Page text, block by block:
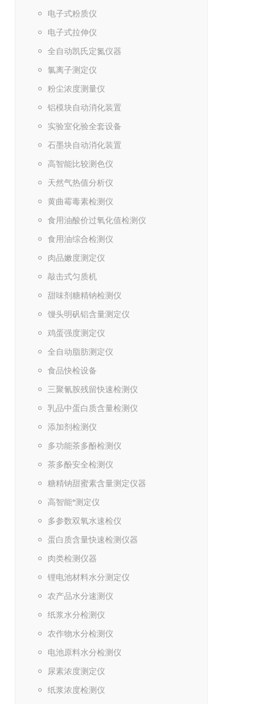
电子式粉质仪
电子式拉伸仪
全自动凯氏定氮仪器
氯离子测定仪
粉尘浓度测量仪
铝模块自动消化装置
实验室化验全套设备
石墨块自动消化装置
高智能比较测色仪
天然气热值分析仪
黄曲霉毒素检测仪
食用油酸价过氧化值检测仪
食用油综合检测仪
肉品嫩度测定仪
敲击式匀质机
甜味剂糖精钠检测仪
馒头明矾铝含量测定仪
鸡蛋强度测定仪
全自动脂肪测定仪
食品快检设备
三聚氰胺残留快速检测仪
乳品中蛋白质含量检测仪
添加剂检测仪
多功能茶多酚检测仪
茶多酚安全检测仪
糖精钠甜蜜素含量测定仪器
高智能*测定仪
多参数双氧水速检仪
蛋白质含量快速检测仪器
肉类检测仪器
锂电池材料水分测定仪
农产品水分速测仪
纸浆水分检测仪
农作物水分检测仪
电池原料水分检测仪
尿素浓度测定仪
纸浆浓度检测仪